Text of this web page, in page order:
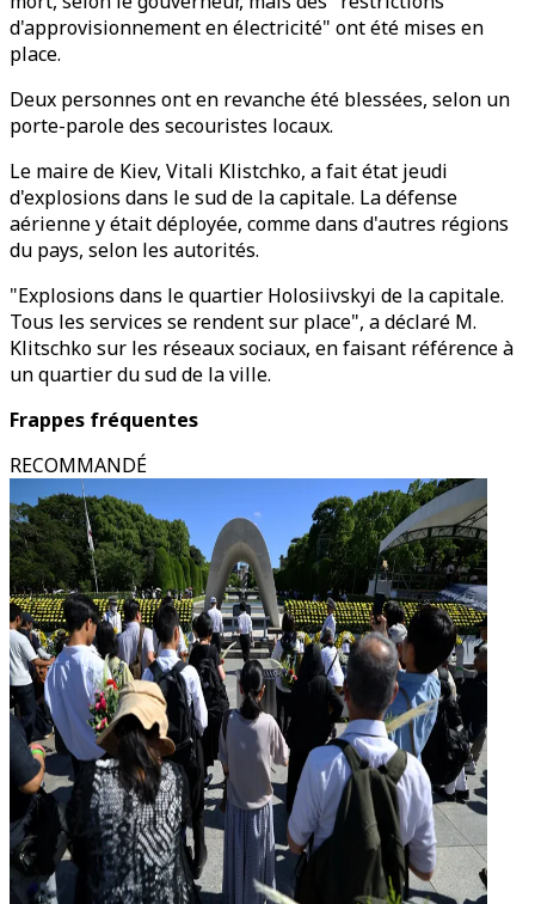
d'approvisionnement en électricité" ont été mises en
place.
Deux personnes ont en revanche été blessées, selon un
porte-parole des secouristes locaux.
Le maire de Kiev, Vitali Klistchko, a fait état jeudi
d'explosions dans le sud de la capitale. La défense
aérienne y était déployée, comme dans d'autres régions
du pays, selon les autorités.
"Explosions dans le quartier Holosiivskyi de la capitale.
Tous les services se rendent sur place", a déclaré M.
Klitschko sur les réseaux sociaux, en faisant référence à
un quartier du sud de la ville.
Frappes fréquentes
RECOMMANDÉ